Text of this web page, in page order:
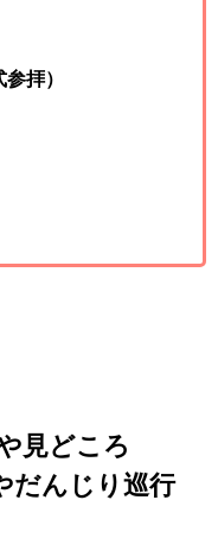
拝）
見どころ
だんじり巡行